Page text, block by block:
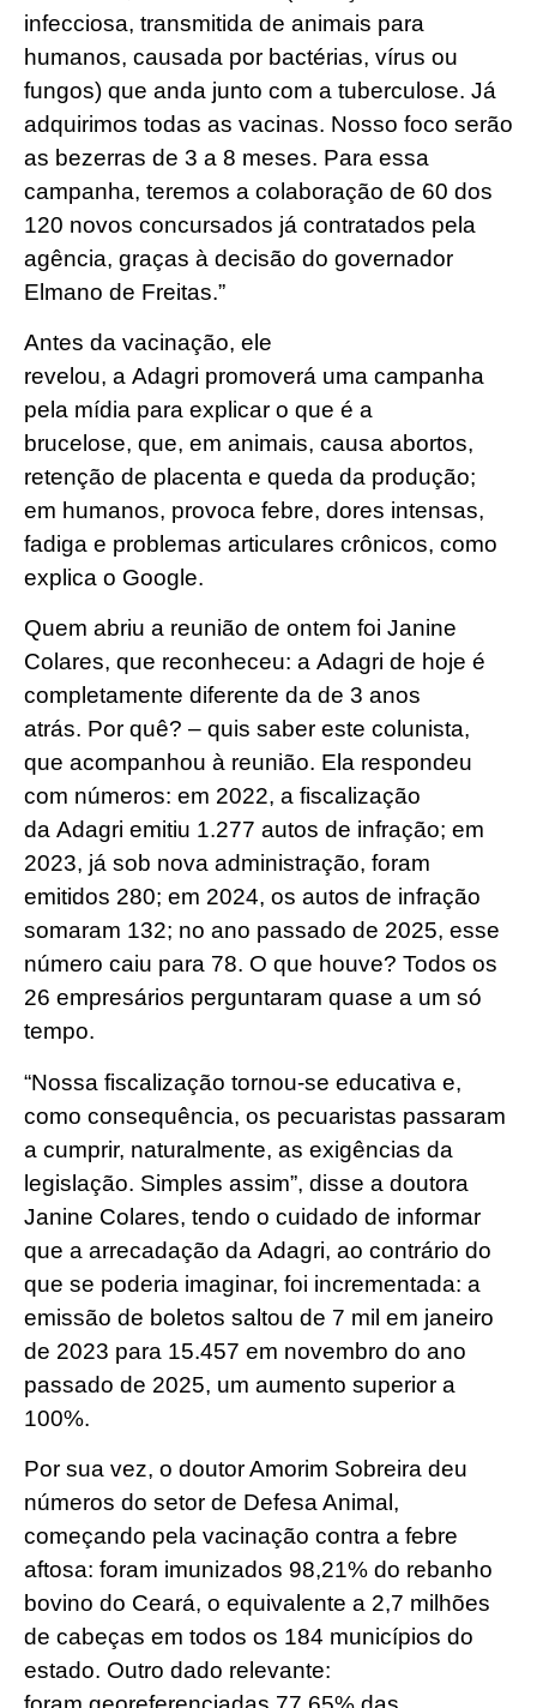
infecciosa, transmitida de animais para
humanos, causada por bactérias, vírus ou
fungos) que anda junto com a tuberculose. Já
adquirimos todas as vacinas. Nosso foco serão
as bezerras de 3 a 8 meses. Para essa
campanha, teremos a colaboração de 60 dos
120 novos concursados já contratados pela
agência, graças à decisão do governador
Elmano de Freitas.”
Antes da vacinação, ele
revelou, a Adagri promoverá uma campanha
pela mídia para explicar o que é a
brucelose, que, em animais, causa abortos,
retenção de placenta e queda da produção;
em humanos, provoca febre, dores intensas,
fadiga e problemas articulares crônicos, como
explica o Google.
Quem abriu a reunião de ontem foi Janine
Colares, que reconheceu: a Adagri de hoje é
completamente diferente da de 3 anos
atrás. Por quê? – quis saber este colunista,
que acompanhou à reunião. Ela respondeu
com números: em 2022, a fiscalização
da Adagri emitiu 1.277 autos de infração; em
2023, já sob nova administração, foram
emitidos 280; em 2024, os autos de infração
somaram 132; no ano passado de 2025, esse
número caiu para 78. O que houve? Todos os
26 empresários perguntaram quase a um só
tempo.
“Nossa fiscalização tornou-se educativa e,
como consequência, os pecuaristas passaram
a cumprir, naturalmente, as exigências da
legislação. Simples assim”, disse a doutora
Janine Colares, tendo o cuidado de informar
que a arrecadação da Adagri, ao contrário do
que se poderia imaginar, foi incrementada: a
emissão de boletos saltou de 7 mil em janeiro
de 2023 para 15.457 em novembro do ano
passado de 2025, um aumento superior a
100%.
Por sua vez, o doutor Amorim Sobreira deu
números do setor de Defesa Animal,
começando pela vacinação contra a febre
aftosa: foram imunizados 98,21% do rebanho
bovino do Ceará, o equivalente a 2,7 milhões
de cabeças em todos os 184 municípios do
estado. Outro dado relevante: